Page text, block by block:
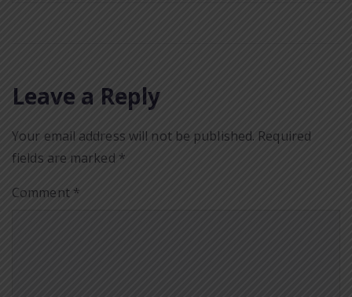
Leave a Reply
Your email address will not be published. Required
fields are marked *
Comment *